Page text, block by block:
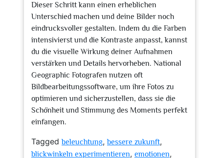
Dieser Schritt kann einen erheblichen
Unterschied machen und deine Bilder noch
eindrucksvoller gestalten. Indem du die Farben
intensivierst und die Kontraste anpasst, kannst
du die visuelle Wirkung deiner Aufnahmen
verstärken und Details hervorheben. National
Geographic Fotografen nutzen oft
Bildbearbeitungssoftware, um ihre Fotos zu
optimieren und sicherzustellen, dass sie die
Schönheit und Stimmung des Moments perfekt
einfangen.
Taggedbeleuchtung,bessere zukunft,
blickwinkeln experimentieren, emotionen,